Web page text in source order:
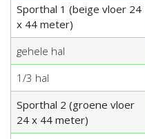
Sporthal 1 (beige vloer 24
x 44 meter)
gehele hal
1/3 hal
Sporthal 2 (groene vloer
24 x 44 meter)